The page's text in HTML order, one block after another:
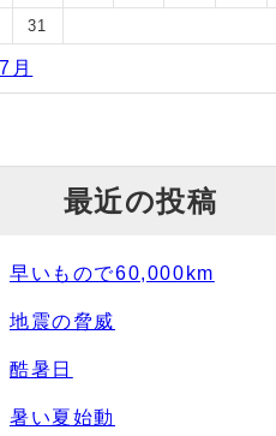
31
月
最近の投稿
早いもので60,000km
地震の脅威
酷暑日
暑い夏始動